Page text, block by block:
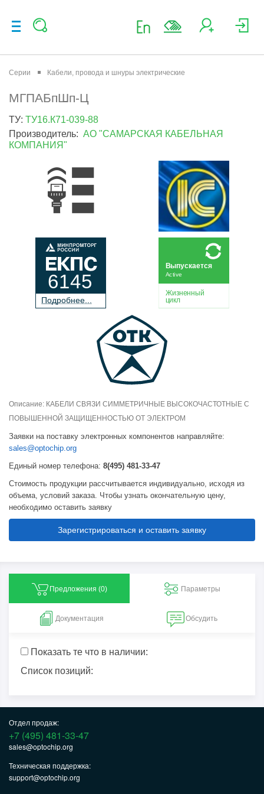
Серии Кабели, провода и шнуры электрические
МГПАБпШп-Ц
ТУ: ТУ16.К71-039-88
Производитель: АО "САМАРСКАЯ КАБЕЛЬНАЯ
КОМПАНИЯ"
Подробнее...
6145
Жизненный
цикл
Active
Выпускается
Описание: КАБЕЛИ СВЯЗИ СИММЕТРИЧНЫЕ ВЫСОКОЧАСТОТНЫЕ С
ПОВЫШЕННОЙ ЗАЩИЩЕННОСТЬЮ ОТ ЭЛЕКТРОМ
Заявки на поставку электронных компонентов направляйте:
sales@optochip.org
Единый номер телефона: 8(495) 481-33-47
Стоимость продукции рассчитывается индивидуально, исходя из
объема, условий заказа. Чтобы узнать окончательную цену,
необходимо оставить заявку
Зарегистрироваться и оставить заявку
Предложения (0) Параметры
Документация Обсудить
Показать те что в наличии:
Список позиций:
Отдел продаж:
+7 (495) 481-33-47
sales@optochip.org
Техническая поддержка:
support@optochip.org